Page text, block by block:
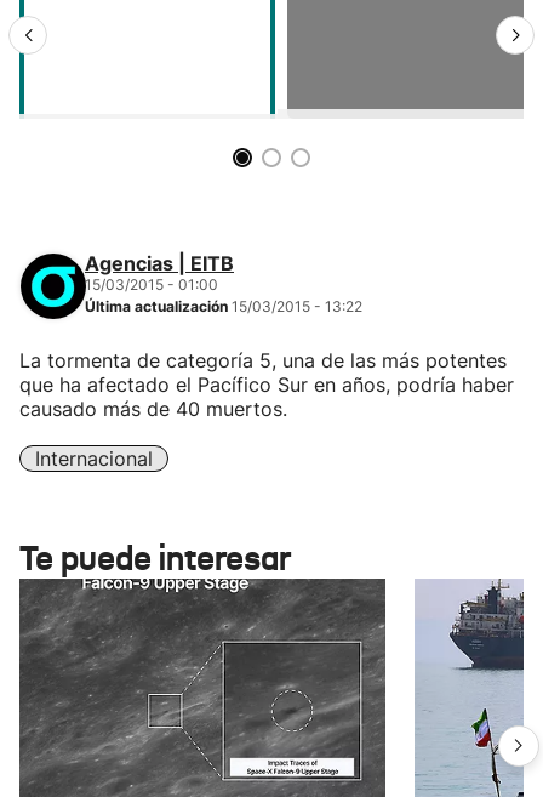
Agencias | EITB
15/03/2015 - 01:00
Última actualización 15/03/2015 - 13:22
La tormenta de categoría 5, una de las más potentes
que ha afectado el Pacífico Sur en años, podría haber
causado más de 40 muertos.
Internacional
Te puede interesar